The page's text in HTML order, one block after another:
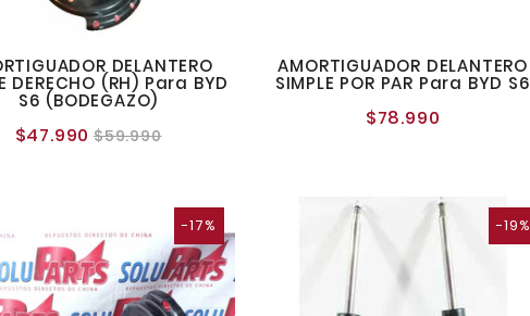
DELANTERO
DERECHO (RH) Para BYD
S6 (BODEGAZO)
$47.990 Precio
$59.990Precio
AMORTIGUADOR DELANTERO
SIMPLE POR PAR Para BYD S6
$78.990
-17% -19%